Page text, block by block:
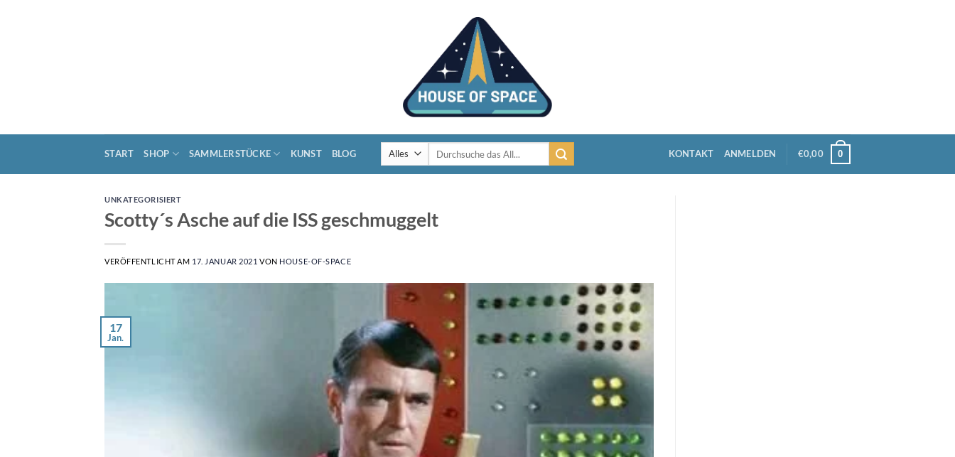
START SHOP SAMMLERSTÜCKE KUNST BLOG
Suchen
nach:
KONTAKT ANMELDEN €0,00 0
UNKATEGORISIERT
Scotty´s Asche auf die ISS geschmuggelt
VERÖFFENTLICHT AM 17. JANUAR 2021 VON HOUSE-OF-SPACE
17
Jan.